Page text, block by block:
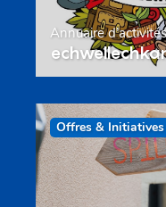
Annuaire
Offres & Initiatives